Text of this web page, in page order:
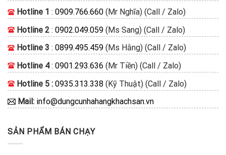
Hotline 1 : 0909.766.660 (Mr Nghĩa) (Call / Zalo)
Hotline 2 : 0902.049.059 (Ms Sang) (Call / Zalo)
Hotline 3 : 0899.495.459 (Ms Hằng) (Call / Zalo)
Hotline 4: 0901.293.636 (Mr Tiền) (Call / Zalo)
Hotline 5 : 0935.313.338 (Kỹ Thuật) (Call / Zalo)
Mail: info@dungcunhahangkhachsan.vn
SẢN PHẨM BÁN CHẠY